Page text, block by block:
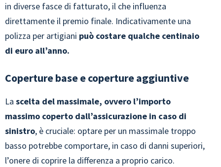
in diverse fasce di fatturato, il che influenza
direttamente il premio finale. Indicativamente una
polizza per artigiani può costare qualche centinaio
di euro all’anno.
Coperture base e coperture aggiuntive
La scelta del massimale, ovvero l’importo
massimo coperto dall’assicurazione in caso di
sinistro, è cruciale: optare per un massimale troppo
basso potrebbe comportare, in caso di danni superiori,
l’onere di coprire la differenza a proprio carico.